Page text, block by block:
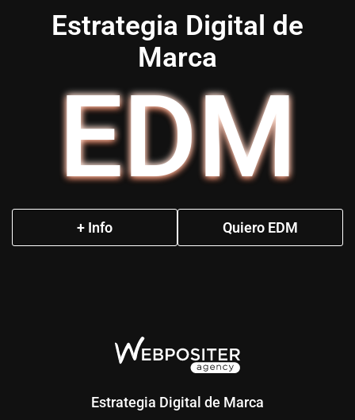
Estrategia Digital de
Marca
EDM
+ Info Quiero EDM
Estrategia Digital de Marca